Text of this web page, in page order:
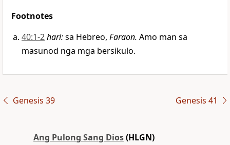
Footnotes
40:1-2hari:sa Hebreo, Faraon. Amo man sa
masunod nga mga bersikulo.
Genesis 39 Genesis 41
Ang Pulong Sang Dios(HLGN)